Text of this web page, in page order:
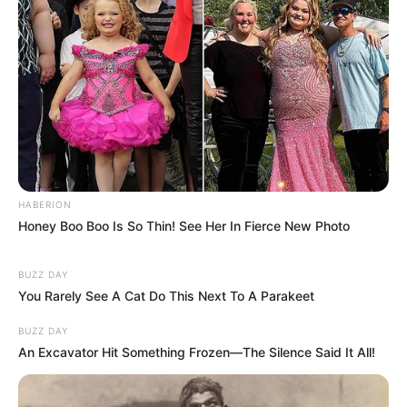
Információ
Adatvédelmi irányelvek
Általános Szerződési Feltételek
Test Page
Magyarvilag.com
Powered by
andHybridMag
HABERION
Honey Boo Boo Is So Thin! See Her In Fierce New Photo
BUZZ DAY
You Rarely See A Cat Do This Next To A Parakeet
BUZZ DAY
An Excavator Hit Something Frozen—The Silence Said It All!